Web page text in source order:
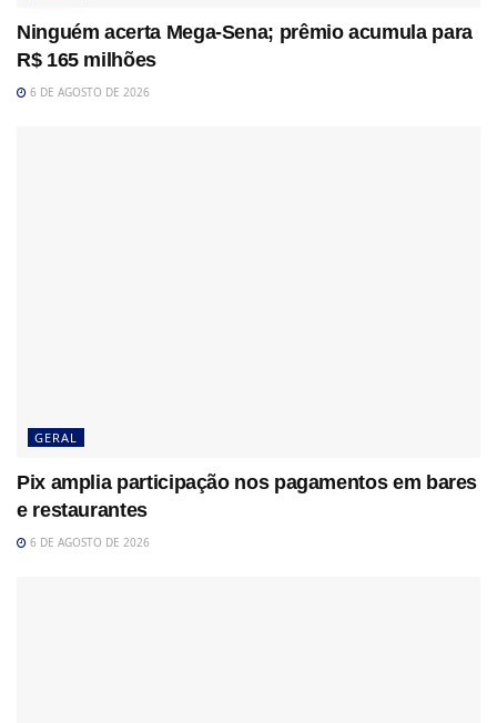
Ninguém acerta Mega-Sena; prêmio acumula para
R$ 165 milhões
6 DE AGOSTO DE 2026
GERAL
Pix amplia participação nos pagamentos em bares
e restaurantes
6 DE AGOSTO DE 2026